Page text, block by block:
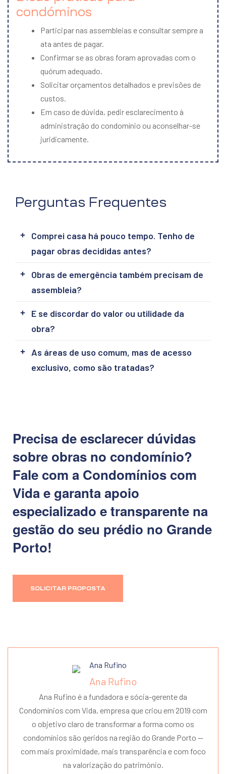
condóminos
Participar nas assembleias e consultar sempre a
ata antes de pagar.
Confirmar se as obras foram aprovadas com o
quórum adequado.
Solicitar orçamentos detalhados e previsões de
custos.
Em caso de dúvida, pedir esclarecimento à
administração do condomínio ou aconselhar-se
juridicamente.
Perguntas Frequentes
Comprei casa há pouco tempo. Tenho de
pagar obras decididas antes?
Obras de emergência também precisam de
assembleia?
E se discordar do valor ou utilidade da
obra?
As áreas de uso comum, mas de acesso
exclusivo, como são tratadas?
Precisa de esclarecer dúvidas
sobre obras no condomínio?
Fale com a Condomínios com
Vida e garanta apoio
especializado e transparente na
gestão do seu prédio no Grande
Porto!
SOLICITAR PROPOSTA
Ana Rufino
Ana Rufino é a fundadora e sócia-gerente da
Condomínios com Vida, empresa que criou em 2019 com
o objetivo claro de transformar a forma como os
condomínios são geridos na região do Grande Porto —
com mais proximidade, mais transparência e com foco
na valorização do património.